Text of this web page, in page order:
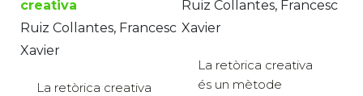
creativa
Ruiz Collantes, Francesc
Xavier
La retòrica creativa
Ruiz Collantes, Francesc
Xavier
La retòrica creativa
és un mètode